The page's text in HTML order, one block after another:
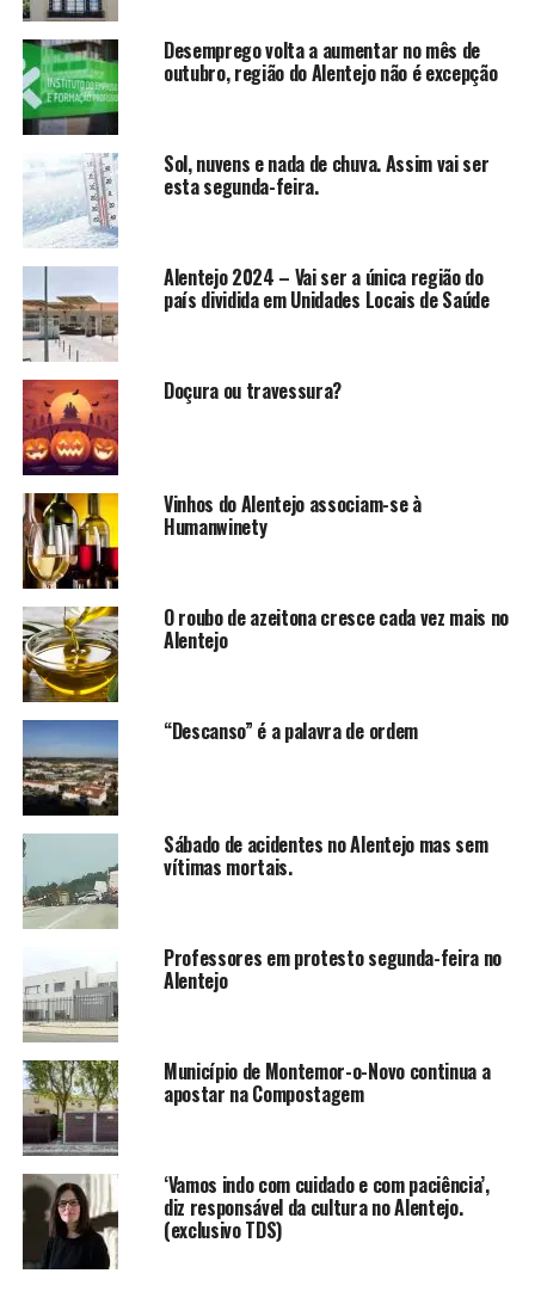
Desemprego volta a aumentar no mês de
outubro, região do Alentejo não é excepção
Sol, nuvens e nada de chuva. Assim vai ser
esta segunda-feira.
Alentejo 2024 – Vai ser a única região do
país dividida em Unidades Locais de Saúde
Doçura ou travessura?
Vinhos do Alentejo associam-se à
Humanwinety
O roubo de azeitona cresce cada vez mais no
Alentejo
“Descanso” é a palavra de ordem
Sábado de acidentes no Alentejo mas sem
vítimas mortais.
Professores em protesto segunda-feira no
Alentejo
Município de Montemor-o-Novo continua a
apostar na Compostagem
‘Vamos indo com cuidado e com paciência’,
diz responsável da cultura no Alentejo.
(exclusivo TDS)